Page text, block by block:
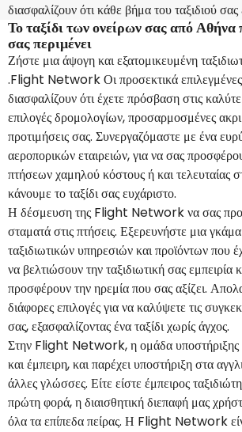
διασφαλίζουν ότι κάθε βήμα του ταξιδιού
Το ταξίδι των ονείρων σας από
σας περιμένει
Ζήστε μια άψογη και εξατομικευμένη
.Flight Network Οι προσεκτικά επιλεγμένες
διασφαλίζουν ότι έχετε πρόσβαση στις
επιλογές δρομολογίων, προσαρμοσμένες
προτιμήσεις σας. Συνεργαζόμαστε με ένα
αεροπορικών εταιρειών, για να σας
πτήσεων χαμηλού κόστους ή και τελευταίας
κάνουμε το ταξίδι σας ευχάριστο.
Η δέσμευση της Flight Network να σας
σταματά στις πτήσεις. Εξερευνήστε μια
ταξιδιωτικών υπηρεσιών και προϊόντων που
να βελτιώσουν την ταξιδιωτική σας εμπειρία
προσφέρουν την ηρεμία που σας αξίζει.
διάφορες επιλογές για να καλύψετε τις
σας, εξασφαλίζοντας ένα ταξίδι χωρίς άγχος.
Στην Flight Network, η ομάδα υποστήριξης
και έμπειρη, και παρέχει υποστήριξη στα
άλλες γλώσσες. Είτε είστε έμπειρος
πρώτη φορά, η διαισθητική διεπαφή μας
όλα τα επίπεδα πείρας. Η Flight Network